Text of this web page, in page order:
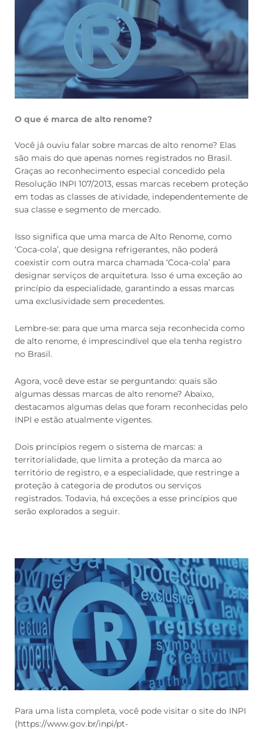
O que é marca de alto renome?
Você já ouviu falar sobre marcas de alto renome? Elas
são mais do que apenas nomes registrados no Brasil.
Graças ao reconhecimento especial concedido pela
Resolução INPI 107/2013, essas marcas recebem proteção
em todas as classes de atividade, independentemente de
sua classe e segmento de mercado.
Isso significa que uma marca de Alto Renome, como
‘Coca-cola’, que designa refrigerantes, não poderá
coexistir com outra marca chamada ‘Coca-cola’ para
designar serviços de arquitetura. Isso é uma exceção ao
princípio da especialidade, garantindo a essas marcas
uma exclusividade sem precedentes.
Lembre-se: para que uma marca seja reconhecida como
de alto renome, é imprescindível que ela tenha registro
no Brasil.
Agora, você deve estar se perguntando: quais são
algumas dessas marcas de alto renome? Abaixo,
destacamos algumas delas que foram reconhecidas pelo
INPI e estão atualmente vigentes.
Dois princípios regem o sistema de marcas: a
territorialidade, que limita a proteção da marca ao
território de registro, e a especialidade, que restringe a
proteção à categoria de produtos ou serviços
registrados. Todavia, há exceções a esse princípios que
serão explorados a seguir.
Para uma lista completa, você pode visitar o site do INPI
(https://www.gov.br/inpi/pt-